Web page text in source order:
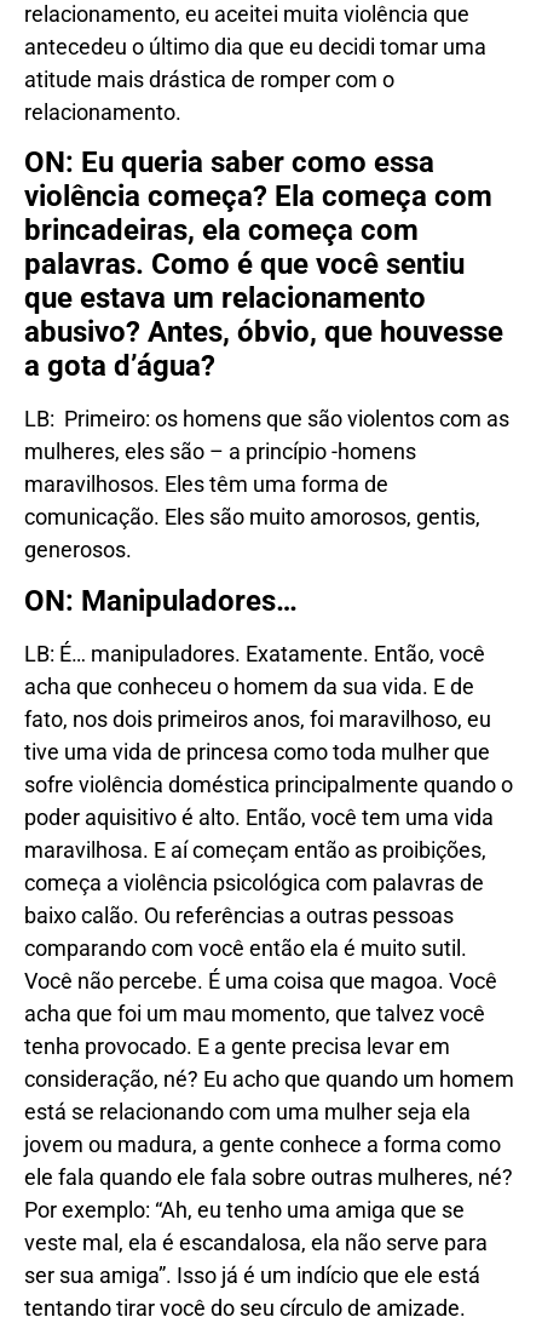
relacionamento, eu aceitei muita violência que
antecedeu o último dia que eu decidi tomar uma
atitude mais drástica de romper com o
relacionamento.
ON: Eu queria saber como essa
violência começa? Ela começa com
brincadeiras, ela começa com
palavras. Como é que você sentiu
que estava um relacionamento
abusivo? Antes, óbvio, que houvesse
a gota d’água?
LB: Primeiro: os homens que são violentos com as
mulheres, eles são – a princípio -homens
maravilhosos. Eles têm uma forma de
comunicação. Eles são muito amorosos, gentis,
generosos.
ON: Manipuladores…
LB: É… manipuladores. Exatamente. Então, você
acha que conheceu o homem da sua vida. E de
fato, nos dois primeiros anos, foi maravilhoso, eu
tive uma vida de princesa como toda mulher que
sofre violência doméstica principalmente quando o
poder aquisitivo é alto. Então, você tem uma vida
maravilhosa. E aí começam então as proibições,
começa a violência psicológica com palavras de
baixo calão. Ou referências a outras pessoas
comparando com você então ela é muito sutil.
Você não percebe. É uma coisa que magoa. Você
acha que foi um mau momento, que talvez você
tenha provocado. E a gente precisa levar em
consideração, né? Eu acho que quando um homem
está se relacionando com uma mulher seja ela
jovem ou madura, a gente conhece a forma como
ele fala quando ele fala sobre outras mulheres, né?
Por exemplo: “Ah, eu tenho uma amiga que se
veste mal, ela é escandalosa, ela não serve para
ser sua amiga”. Isso já é um indício que ele está
tentando tirar você do seu círculo de amizade.